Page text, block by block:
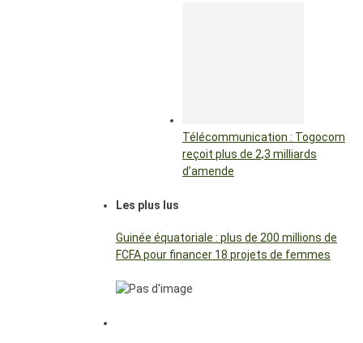
Télécommunication : Togocom
reçoit plus de 2,3 milliards
d’amende
Les plus lus
Guinée équatoriale : plus de 200 millions de
FCFA pour financer 18 projets de femmes